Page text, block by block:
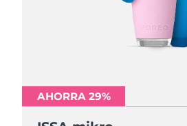
AHORRA 29%
AHORRA 29%
AHORRA 29%